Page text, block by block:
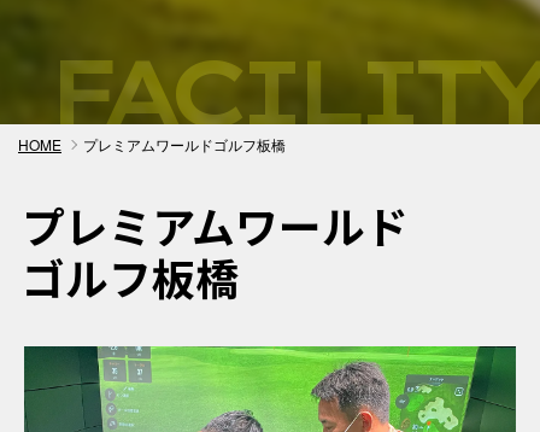
FACILITY
HOME プレミアムワールドゴルフ板橋
プレミアムワールド
ゴルフ板橋